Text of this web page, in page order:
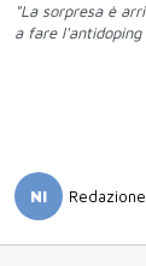
"La sorpresa è
a fare
NI Redazione